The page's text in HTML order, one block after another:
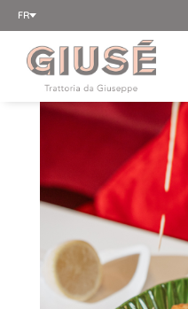
FR
Accueil Antipasti e insalate